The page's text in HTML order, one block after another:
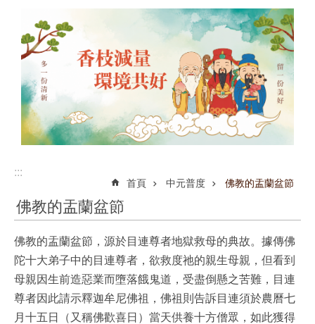
:::
首頁 中元普度 佛教的盂蘭盆節
佛教的盂蘭盆節
佛教的盂蘭盆節，源於目連尊者地獄救母的典故。據傳佛
陀十大弟子中的目連尊者，欲救度祂的親生母親，但看到
母親因生前造惡業而墮落餓鬼道，受盡倒懸之苦難，目連
尊者因此請示釋迦牟尼佛祖，佛祖則告訴目連須於農曆七
月十五日（又稱佛歡喜日）當天供養十方僧眾，如此獲得